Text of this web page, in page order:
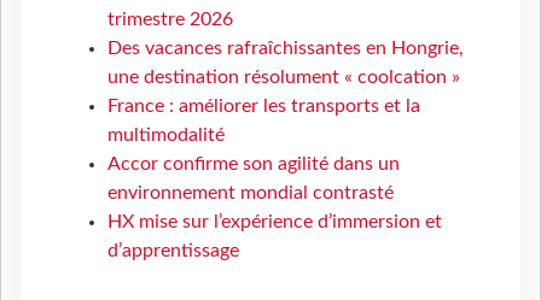
trimestre 2026
Des vacances rafraîchissantes en Hongrie,
une destination résolument « coolcation »
France : améliorer les transports et la
multimodalité
Accor confirme son agilité dans un
environnement mondial contrasté
HX mise sur l’expérience d’immersion et
d’apprentissage